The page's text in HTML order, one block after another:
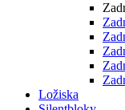
Ložiska